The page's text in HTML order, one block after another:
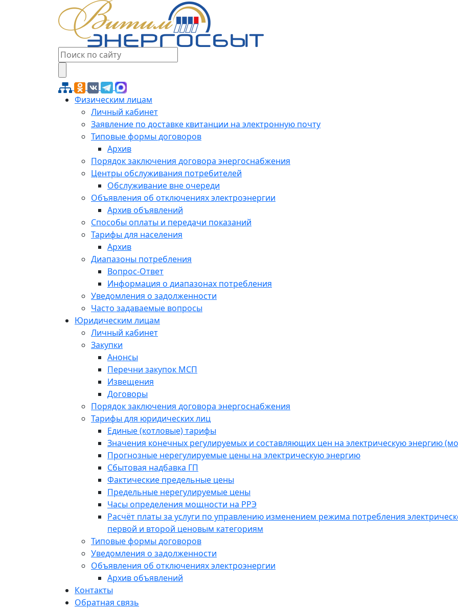
Физическим лицам
Личный кабинет
Заявление по доставке квитанции на электронную почту
Типовые формы договоров
Архив
Порядок заключения договора энергоснабжения
Центры обслуживания потребителей
Обслуживание вне очереди
Объявления об отключениях электроэнергии
Архив объявлений
Способы оплаты и передачи показаний
Тарифы для населения
Архив
Диапазоны потребления
Вопрос-Ответ
Информация о диапазонах потребления
Уведомления о задолженности
Часто задаваемые вопросы
Юридическим лицам
Личный кабинет
Закупки
Анонсы
Перечни закупок МСП
Извещения
Договоры
Порядок заключения договора энергоснабжения
Тарифы для юридических лиц
Единые (котловые) тарифы
Значения конечных регулируемых и составляющих цен на электрическую энергию
Прогнозные нерегулируемые цены на электрическую энергию
Сбытовая надбавка ГП
Фактические предельные цены
Предельные нерегулируемые цены
Часы определения мощности на РРЭ
Расчёт платы за услуги по управлению изменением режима потребления
первой и второй ценовым категориям
Типовые формы договоров
Уведомления о задолженности
Объявления об отключениях электроэнергии
Архив объявлений
Контакты
Обратная связь